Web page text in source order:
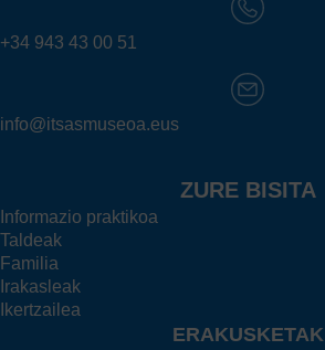
+34 943 43 00 51
info@itsasmuseoa.eus
ZURE BISITA
Informazio praktikoa
Taldeak
Familia
Irakasleak
Ikertzailea
ERAKUSKETAK